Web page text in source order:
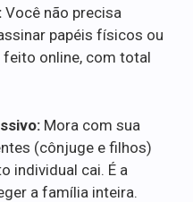
Você não precisa
papéis físicos ou
online, com total
Mora com sua
(cônjuge e filhos)
individual cai. É a
a família inteira.